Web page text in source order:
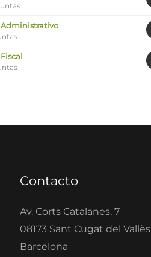
Contacto
Av. Corts Catalanes, 7
08173 Sant Cugat del Vallès
Barcelona